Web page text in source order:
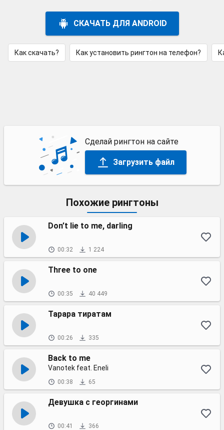
СКАЧАТЬ ДЛЯ ANDROID
Как скачать? Как установить рингтон на телефон?
Сделай рингтон на сайте
Загрузить файл
Похожие рингтоны
Don’t lie to me, darling
00:32 1 224
Three to one
00:35 40 449
Тарара тиратам
00:26 335
Back to me
Vanotek feat. Eneli
00:38 65
Девушка с георгинами
00:41 366